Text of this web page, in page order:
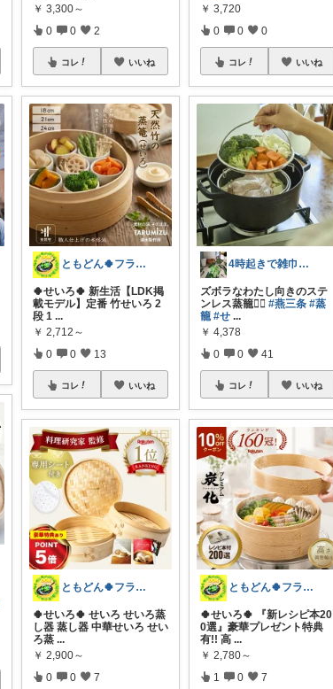
￥ 3,300～
0 0 2
コレ いいね
ともどん🍀フライパン料理ある暮らし🍳
🍀せいろ🍀 新生活【LDK掲
載モデル】定番 竹せいろ 2
段 1 ...
￥ 2,712～
0 0 13
コレ いいね
ともどん🍀フライパン料理ある暮らし🍳
🍀せいろ🍀 せいろ せいろ蒸
し器 蒸し器 中華せいろ せい
ろ蒸 ...
￥ 2,900～
0 0 7
￥ 3,720
0 0 0
コレ いいね
4時起きで雑巾回す50歳👩🏻‍🦳
ズボラなわたし向きのステ
ンレス蒸籠👍🏻#燕三条 #蒸
籠 #せ ...
￥ 4,378
0 0 41
コレ いいね
ともどん🍀フライパン料理ある暮らし🍳
🍀せいろ🍀 『新レシピ本20
0選』豪華プレゼント特典
有!! 高 ...
￥ 2,780～
1 0 7